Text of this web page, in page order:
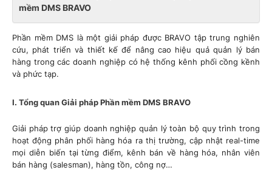
mềm DMS BRAVO
Phần mềm DMS là một giải pháp được BRAVO tập trung nghiên
cứu, phát triển và thiết kế để nâng cao hiệu quả quản lý bán
hàng trong các doanh nghiệp có hệ thống kênh phối cồng kềnh
và phức tạp.
I. Tổng quan Giải pháp Phần mềm DMS BRAVO
Giải pháp trợ giúp doanh nghiệp quản lý toàn bộ quy trình trong
hoạt động phân phối hàng hóa ra thị trường, cập nhật real-time
mọi diễn biến tại từng điểm, kênh bán về hàng hóa, nhân viên
bán hàng (salesman), hàng tồn, công nợ…